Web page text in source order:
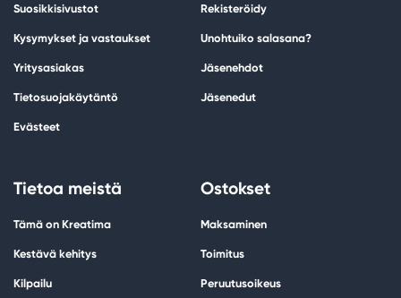
Suosikkisivustot
Kysymykset ja vastaukset
Yritysasiakas
Tietosuojakäytäntö
Evästeet
Rekisteröidy
Unohtuiko salasana?
Jäsenehdot
Jäsenedut
Tietoa meistä
Tämä on Kreatima
Kestävä kehitys
Kilpailu
Ostokset
Maksaminen
Toimitus
Peruutusoikeus